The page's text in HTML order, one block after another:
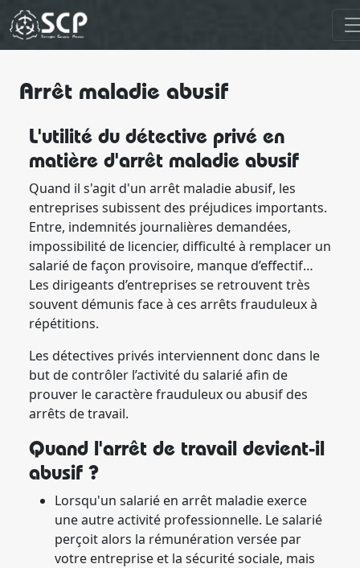
Arrêt maladie abusif
L'utilité du détective privé en
matière d'arrêt maladie abusif
Quand il s'agit d'un arrêt maladie abusif, les
entreprises subissent des préjudices importants.
Entre, indemnités journalières demandées,
impossibilité de licencier, difficulté à remplacer un
salarié de façon provisoire, manque d’effectif…
Les dirigeants d’entreprises se retrouvent très
souvent démunis face à ces arrêts frauduleux à
répétitions.
Les détectives privés interviennent donc dans le
but de contrôler l’activité du salarié afin de
prouver le caractère frauduleux ou abusif des
arrêts de travail.
Quand l'arrêt de travail devient-il
abusif ?
Lorsqu'un salarié en arrêt maladie exerce
une autre activité professionnelle. Le salarié
perçoit alors la rémunération versée par
votre entreprise et la sécurité sociale, mais